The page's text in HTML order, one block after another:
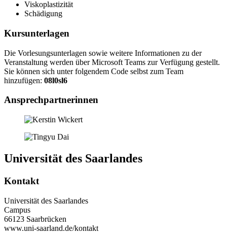
Viskoplastizität
Schädigung
Kursunterlagen
Die Vorlesungsunterlagen sowie weitere Informationen zu der
Veranstaltung werden über Microsoft Teams zur Verfügung gestellt.
Sie können sich unter folgendem Code selbst zum Team
hinzufügen: 08l0sl6
Ansprechpartnerinnen
Universität des Saarlandes
Kontakt
Universität des Saarlandes
Campus
66123 Saarbrücken
www.uni-saarland.de/kontakt